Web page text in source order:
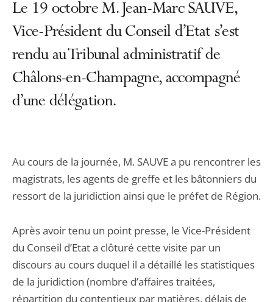
Le 19 octobre M. Jean-Marc SAUVE,
Vice-Président du Conseil d’Etat s’est
rendu au Tribunal administratif de
Châlons-en-Champagne, accompagné
d’une délégation.
Au cours de la journée, M. SAUVE a pu rencontrer les
magistrats, les agents de greffe et les bâtonniers du
ressort de la juridiction ainsi que le préfet de Région.
Après avoir tenu un point presse, le Vice-Président
du Conseil d’Etat a clôturé cette visite par un
discours au cours duquel il a détaillé les statistiques
de la juridiction (nombre d’affaires traitées,
répartition du contentieux par matières, délais de